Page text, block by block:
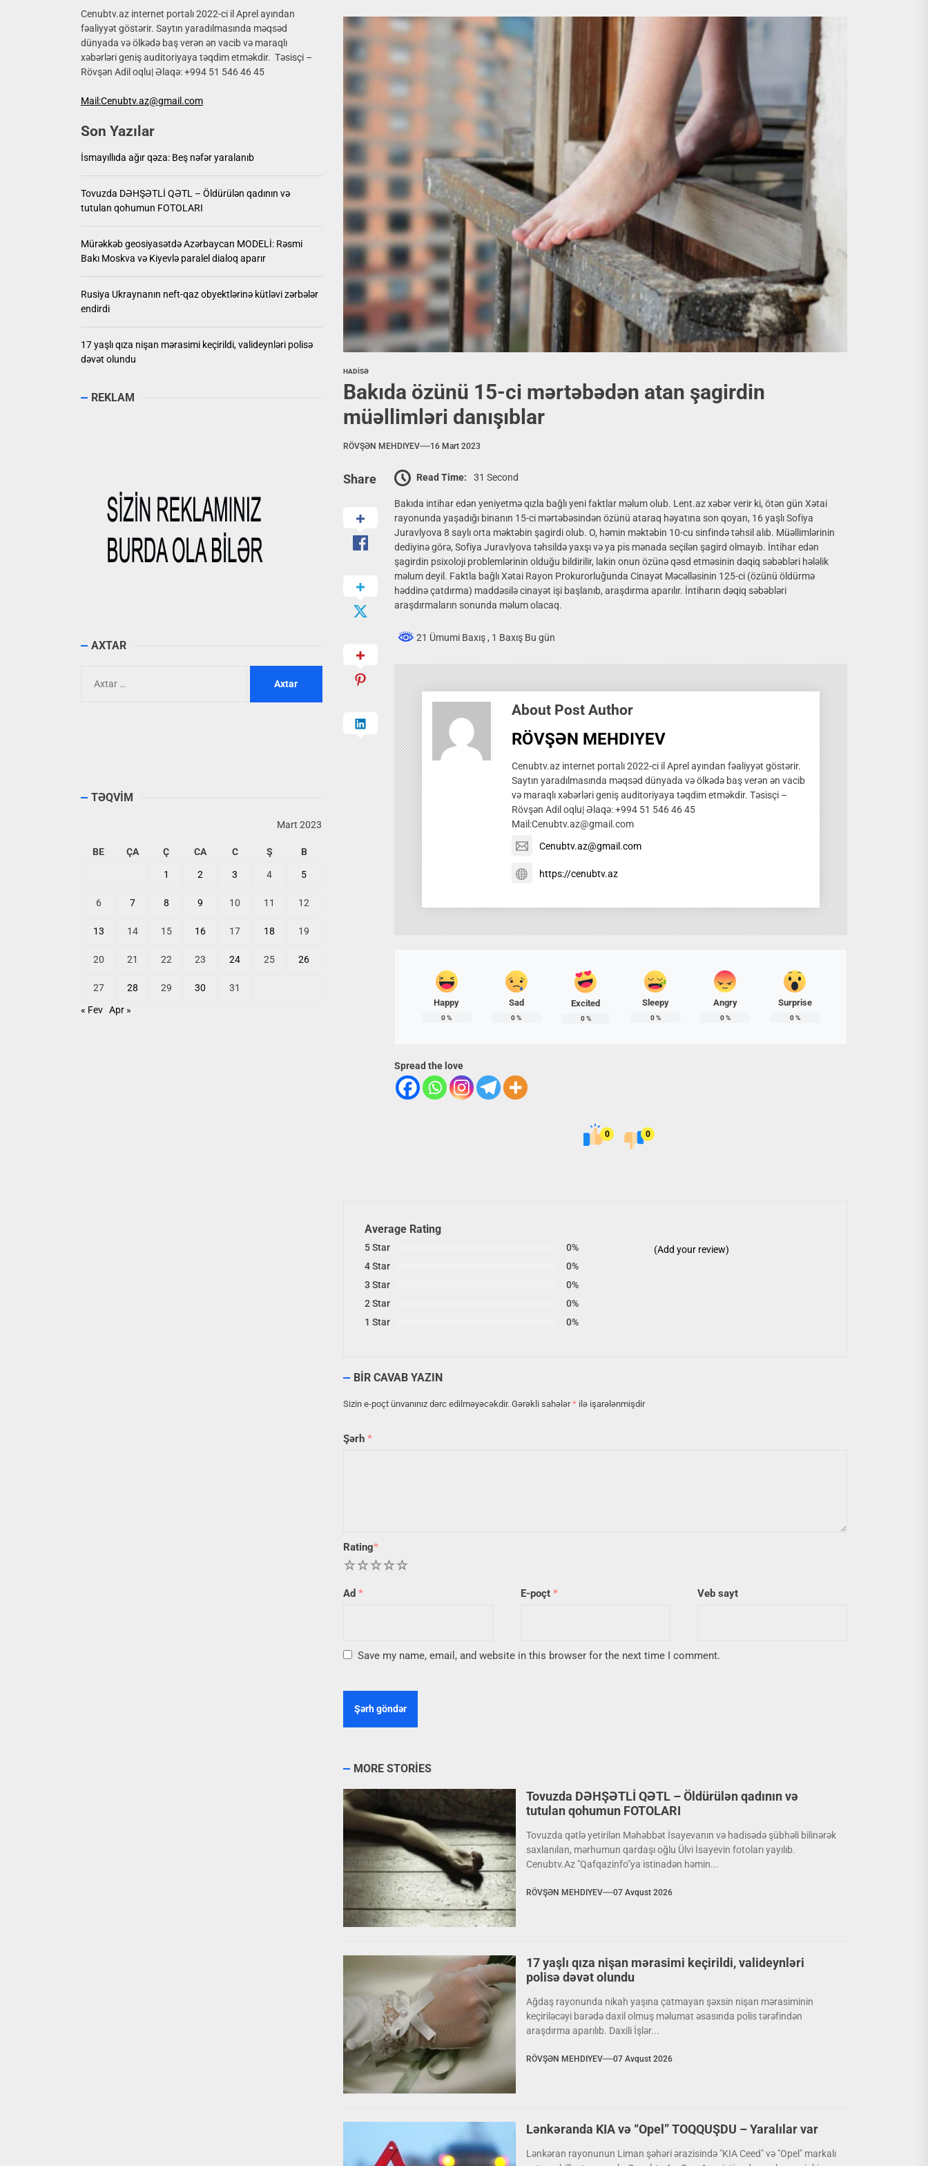
17 yaşlı qıza nişan mərasimi keçirildi, valideynləri polisə dəvət olundu
İsmayıllıda ağır qəza: Beş nəfər yaralanıb
Tovuzda DƏHŞƏTLİ QƏTL – Öldürülən qadının və tutulan qohumun FOTOLARI
Mürəkkəb geosiyasətdə Azərbaycan MODELİ: Rəsmi Bakı Moskva və Kiyevlə paralel dialoq aparır
Rusiya Ukraynanın neft-qaz obyektlərinə kütləvi zərbələr endirdi
17 yaşlı qıza nişan mərasimi keçirildi, valideynləri polisə dəvət olundu
HADİSƏ
Bakıda özünü 15-ci mərtəbədən atan şagirdin
müəllimləri danışıblar
RÖVŞƏN MEHDIYEV 16 Mart 2023
Share Read Time: 31 Second
Bakıda intihar edən yeniyetmə qızla bağlı yeni faktlar məlum olub. Lent.az xəbər verir ki, ötən gün Xətai
rayonunda yaşadığı binanın 15-ci mərtəbəsindən özünü ataraq həyatına son qoyan, 16 yaşlı Sofiya
Juravlyova 8 saylı orta məktəbin şagirdi olub. O, həmin məktəbin 10-cu sinfində təhsil alıb. Müəllimlərinin
dediyinə görə, Sofiya Juravlyova təhsildə yaxşı və ya pis mənada seçilən şagird olmayıb. İntihar edən
şagirdin psixoloji problemlərinin olduğu bildirilir, lakin onun özünə qəsd etməsinin dəqiq səbəbləri hələlik
məlum deyil. Faktla bağlı Xətai Rayon Prokurorluğunda Cinayət Məcəlləsinin 125-ci (özünü öldürmə
həddinə çatdırma) maddəsilə cinayət işi başlanıb, araşdırma aparılır. İntiharın dəqiq səbəbləri
araşdırmaların sonunda məlum olacaq.
21 Ümumi Baxış, 1 Baxış Bu gün
About Post Author
RÖVŞƏN MEHDIYEV
Cenubtv.az internet portalı 2022-ci il Aprel ayından fəaliyyət göstərir.
Saytın yaradılmasında məqsəd dünyada və ölkədə baş verən ən vacib
və maraqlı xəbərləri geniş auditoriyaya təqdim etməkdir. Təsisçi –
Rövşən Adil oqlu| Əlaqə: +994 51 546 46 45
Mail:Cenubtv.az@gmail.com
Cenubtv.az@gmail.com
https://cenubtv.az
Happy
0%
Sad
0%
Excited
0%
Sleepy
0%
Angry
0%
Surprise
0%
Spread the love
0 0
Average Rating
5 Star
0%
4 Star
0%
3 Star
0%
2 Star
0%
1 Star
0%
(Add your review)
BIR CAVAB YAZIN
Sizin e-poçt ünvanınız dərc edilməyəcəkdir. Gərəkli sahələr* ilə işarələnmişdir
Şərh *
Rating*
5
4
3
2
Ad * E-poçt * Veb sayt
Save my name, email, and website in this browser for the next time I comment.
MORE STORIES
Tovuzda DƏHŞƏTLİ QƏTL – Öldürülən qadının və
tutulan qohumun FOTOLARI
Tovuzda qətlə yetirilən Məhəbbət İsayevanın və hadisədə şübhəli bilinərək
saxlanılan, mərhumun qardaşı oğlu Ülvi İsayevin fotoları yayılıb.
Cenubtv.Az "Qafqazinfo"ya istinadən həmin...
RÖVŞƏN MEHDIYEV 07 Avqust 2026
17 yaşlı qıza nişan mərasimi keçirildi, valideynləri
polisə dəvət olundu
Ağdaş rayonunda nikah yaşına çatmayan şəxsin nişan mərasiminin
keçiriləcəyi barədə daxil olmuş məlumat əsasında polis tərəfindən
araşdırma aparılıb. Daxili İşlər...
RÖVŞƏN MEHDIYEV 07 Avqust 2026
Lənkəranda KIA və “Opel” TOQQUŞDU – Yaralılar var
Lənkəran rayonunun Liman şəhəri ərazisində "KIA Ceed" və "Opel" markalı
Cenubtv.az internet portalı 2022-ci il Aprel ayından
fəaliyyət göstərir. Saytın yaradılmasında məqsəd
dünyada və ölkədə baş verən ən vacib və maraqlı
xəbərləri geniş auditoriyaya təqdim etməkdir. Təsisçi –
Rövşən Adil oqlu| Əlaqə: +994 51 546 46 45
Mail:Cenubtv.az@gmail.com
Son Yazılar
İsmayıllıda ağır qəza: Beş nəfər yaralanıb
Tovuzda DƏHŞƏTLİ QƏTL – Öldürülən qadının və
tutulan qohumun FOTOLARI
Mürəkkəb geosiyasətdə Azərbaycan MODELİ: Rəsmi
Bakı Moskva və Kiyevlə paralel dialoq aparır
Rusiya Ukraynanın neft-qaz obyektlərinə kütləvi zərbələr
endirdi
17 yaşlı qıza nişan mərasimi keçirildi, valideynləri polisə
dəvət olundu
REKLAM
AXTAR
TƏQVİM
Mart 2023
BE ÇA Ç CA C Ş B
1 2 3 4 5
6 7 8 9 10 11 12
13 14 15 16 17 18 19
20 21 22 23 24 25 26
27 28 29 30
31
« Fev Apr »